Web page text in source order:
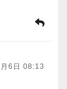
6日 08:13